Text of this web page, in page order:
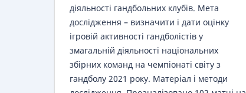
діяльності гандбольних клубів. Мета
дослідження – визначити і дати оцінку
ігровій активності гандболістів у
змагальній діяльності національних
збірних команд на чемпіонаті світу з
гандболу 2021 року. Матеріал і методи